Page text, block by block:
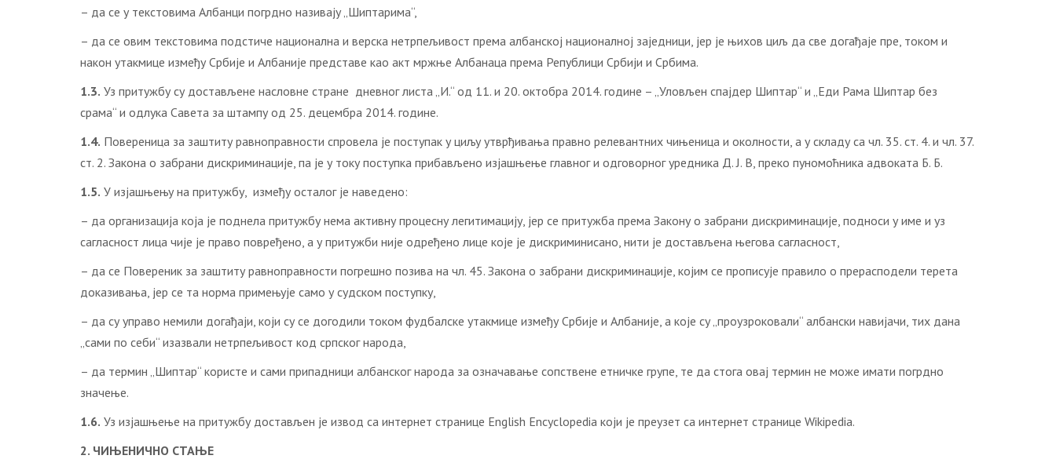
– да се у текстовима Албанци погрдно називају „Шиптарима“,
– да се овим текстовима подстиче национална и верска нетрпељивост према албанској националној заједници, јер је њихов циљ да све догађаје пре, током и
након утакмице између Србије и Албаније представе као акт мржње Албанаца према Републици Србији и Србима.
1.3. Уз притужбу су достављене насловне стране дневног листа „И.“ од 11. и 20. октобра 2014. године – „Уловљен спајдер Шиптар“ и „Еди Рама Шиптар без
срама“ и одлука Савета за штампу од 25. децембра 2014. године.
1.4. Повереница за заштиту равноправности спровела је поступак у циљу утврђивања правно релевантних чињеница и околности, a у складу са чл. 35. ст. 4. и чл. 37.
ст. 2. Закона о забрани дискриминације, па је у току поступка прибављено изјашњење главног и одговорног уредника Д. Ј. В, преко пуномоћника адвоката Б. Б.
1.5. У изјашњењу на притужбу, између осталог је наведено:
– да организација која је поднела притужбу нема активну процесну легитимацију, јер се притужба према Закону о забрани дискриминације, подноси у име и уз
сагласност лица чије је право повређено, а у притужби није одређено лице које је дискриминисано, нити је достављена његова сагласност,
– да се Повереник за заштиту равноправности погрешно позива на чл. 45. Закона о забрани дискриминације, којим се прописује правило о прерасподели терета
доказивања, јер се та норма примењује само у судском поступку,
– да су управо немили догађаји, који су се догодили током фудбалске утакмице између Србије и Албаније, а које су „проузроковали“ албански навијачи, тих дана
„сами по себи“ изазвали нетрпељивост код српског народа,
– да термин „Шиптар“ користе и сами припадници албанског народа за означавање сопствене етничке групе, те да стога овај термин не може имати погрдно
значење.
1.6. Уз изјашњење на притужбу достављен је извод са интернет странице English Encyclopedia који је преузет са интернет странице Wikipedia.
2. ЧИЊЕНИЧНО СТАЊЕ